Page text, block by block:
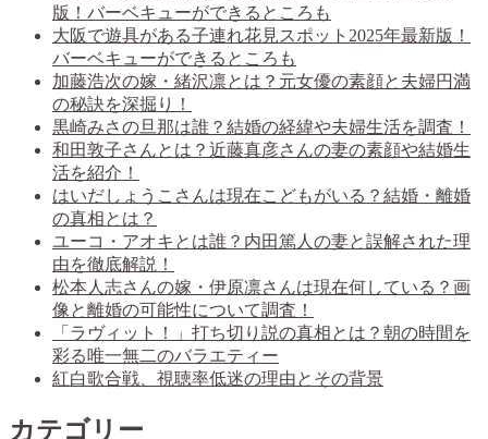
版！バーベキューができるところも
大阪で遊具がある子連れ花見スポット2025年最新版！
バーベキューができるところも
加藤浩次の嫁・緒沢凛とは？元女優の素顔と夫婦円満
の秘訣を深掘り！
黒崎みさの旦那は誰？結婚の経緯や夫婦生活を調査！
和田敦子さんとは？近藤真彦さんの妻の素顔や結婚生
活を紹介！
はいだしょうこさんは現在こどもがいる？結婚・離婚
の真相とは？
ユーコ・アオキとは誰？内田篤人の妻と誤解された理
由を徹底解説！
松本人志さんの嫁・伊原凛さんは現在何している？画
像と離婚の可能性について調査！
「ラヴィット！」打ち切り説の真相とは？朝の時間を
彩る唯一無二のバラエティー
紅白歌合戦、視聴率低迷の理由とその背景
カテゴリー